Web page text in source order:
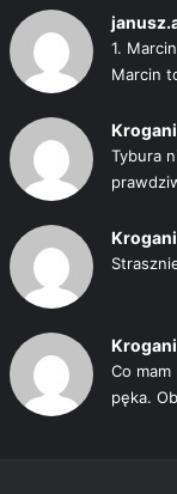
1.
Marcin
Tybura
Co
pęka.